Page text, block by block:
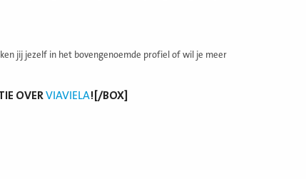
jij jezelf in het bovengenoemde profiel of wil je meer
OVERVIAVIELA![/BOX]